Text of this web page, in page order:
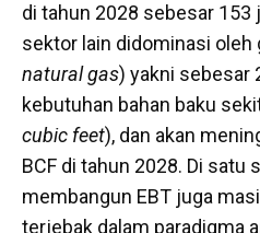
di tahun 2028 sebesar 153
sektor lain didominasi oleh
natural gas) yakni sebesar
kebutuhan bahan baku
cubic feet), dan akan
BCF di tahun 2028. Di satu
membangun EBT juga
terjebak dalam paradigma